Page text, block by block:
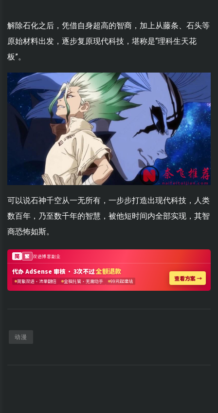
解除石化之后，凭借自身超高的智商，加上从藤条、石头等
原始材料出发，逐步复原现代科技，堪称是“理科生天花
板”。
可以说石神千空从一无所有，一步步打造出现代科技，人类
数百年，乃至数千年的智慧，被他短时间内全部实现，其智
商恐怖如斯。
动漫